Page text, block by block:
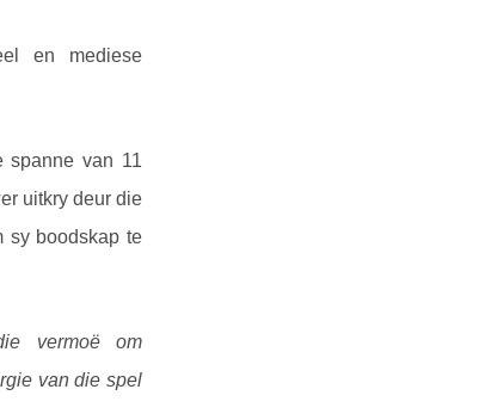
en mediese
spanne van 11
uitkry deur die
sy boodskap te
vermoë om
van die spel